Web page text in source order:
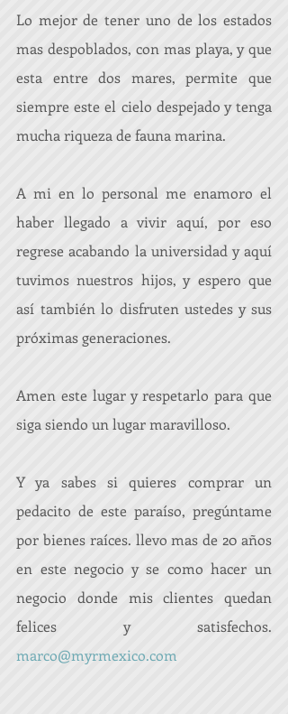
Lo mejor de tener uno de los estados
mas despoblados, con mas playa, y que
esta entre dos mares, permite que
siempre este el cielo despejado y tenga
mucha riqueza de fauna marina.
A mi en lo personal me enamoro el
haber llegado a vivir aquí, por eso
regrese acabando la universidad y aquí
tuvimos nuestros hijos, y espero que
así también lo disfruten ustedes y sus
próximas generaciones.
Amen este lugar y respetarlo para que
siga siendo un lugar maravilloso.
Y ya sabes si quieres comprar un
pedacito de este paraíso, pregúntame
por bienes raíces. llevo mas de 20 años
en este negocio y se como hacer un
negocio donde mis clientes quedan
marco@myrmexico.com